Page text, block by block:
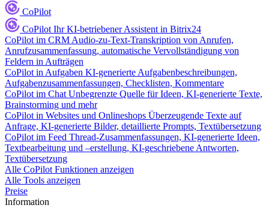
CoPilot
CoPilot Ihr KI-betriebener Assistent in Bitrix24
CoPilot im CRM Audio-zu-Text-Transkription von Anrufen,
Anrufzusammenfassung, automatische Vervollständigung von
Feldern in Aufträgen
CoPilot in Aufgaben KI-generierte Aufgabenbeschreibungen,
Aufgabenzusammenfassungen, Checklisten, Kommentare
CoPilot im Chat Unbegrenzte Quelle für Ideen, KI-generierte Texte,
Brainstorming und mehr
CoPilot in Websites und Onlineshops Überzeugende Texte auf
Anfrage, KI-generierte Bilder, detaillierte Prompts, Textübersetzung
CoPilot im Feed Thread-Zusammenfassungen, KI-generierte Ideen,
Textbearbeitung und –erstellung, KI-geschriebene Antworten,
Textübersetzung
Alle CoPilot Funktionen anzeigen
Alle Tools anzeigen
Preise
Information